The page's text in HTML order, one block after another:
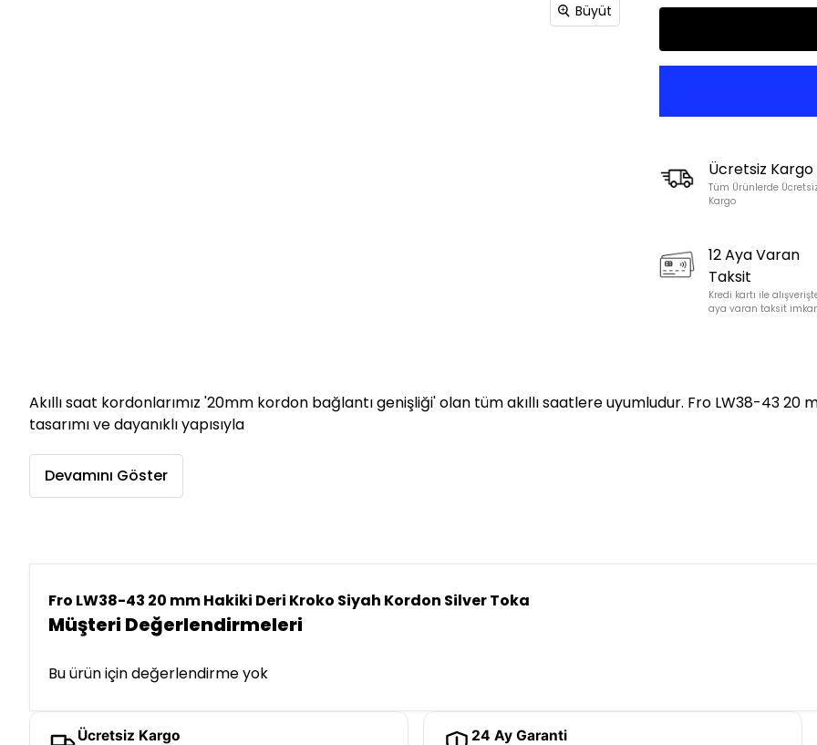
Büyüt
Ücretsiz Kargo
Tüm Ürünlerde
Kargo
12 Aya Varan
Taksit
Kredi kartı ile
aya varan taksit
Akıllı saat kordonlarımız '20mm kordon bağlantı genişliği' olan tüm akıllı saatlere uyumludur. Fro LW38-43 20
tasarımı ve dayanıklı yapısıyla
Devamını Göster
Fro LW38-43 20 mm Hakiki Deri Kroko Siyah Kordon Silver Toka
Müşteri Değerlendirmeleri
Bu ürün için değerlendirme yok
Ücretsiz Kargo 24 Ay Garanti